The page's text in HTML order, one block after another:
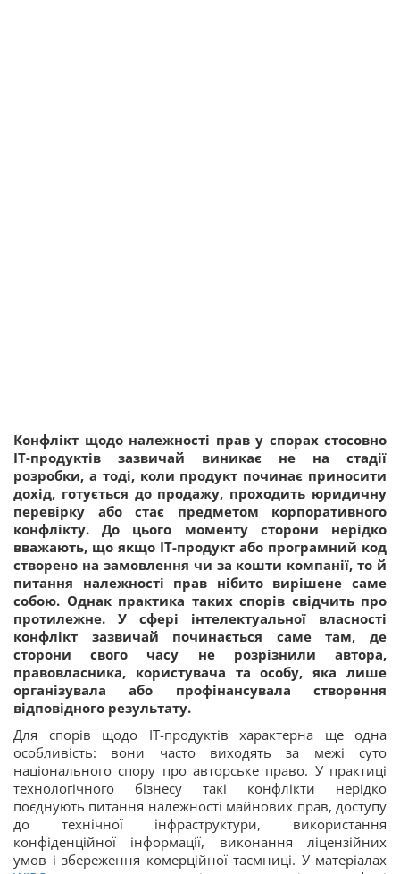
Конфлікт щодо належності прав у спорах стосовно
ІТ-продуктів зазвичай виникає не на стадії
розробки, а тоді, коли продукт починає приносити
дохід, готується до продажу, проходить юридичну
перевірку або стає предметом корпоративного
конфлікту. До цього моменту сторони нерідко
вважають, що якщо ІТ-продукт або програмний код
створено на замовлення чи за кошти компанії, то й
питання належності прав нібито вирішене саме
собою. Однак практика таких спорів свідчить про
протилежне. У сфері інтелектуальної власності
конфлікт зазвичай починається саме там, де
сторони свого часу не розрізнили автора,
правовласника, користувача та особу, яка лише
організувала або профінансувала створення
відповідного результату.
Для спорів щодо ІТ-продуктів характерна ще одна
особливість: вони часто виходять за межі суто
національного спору про авторське право. У практиці
технологічного бізнесу такі конфлікти нерідко
поєднують питання належності майнових прав, доступу
до технічної інфраструктури, використання
конфіденційної інформації, виконання ліцензійних
умов і збереження комерційної таємниці. У матеріалах